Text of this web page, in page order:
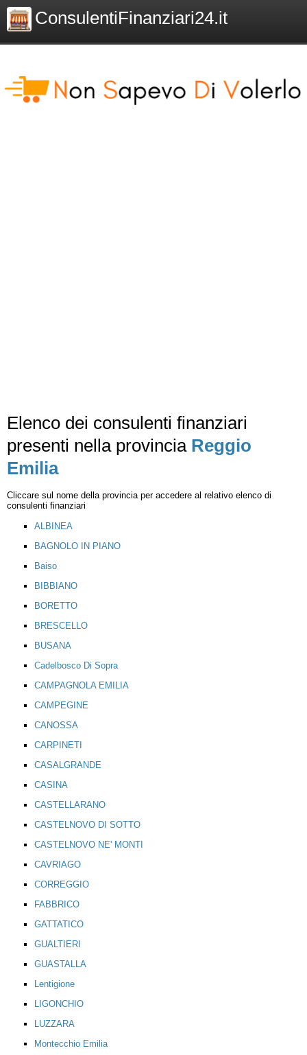
ConsulentiFinanziari24.it
Elenco dei consulenti finanziari
presenti nella provincia Reggio
Emilia
Cliccare sul nome della provincia per accedere al relativo elenco di
consulenti finanziari
ALBINEA
BAGNOLO IN PIANO
Baiso
BIBBIANO
BORETTO
BRESCELLO
BUSANA
Cadelbosco Di Sopra
CAMPAGNOLA EMILIA
CAMPEGINE
CANOSSA
CARPINETI
CASALGRANDE
CASINA
CASTELLARANO
CASTELNOVO DI SOTTO
CASTELNOVO NE' MONTI
CAVRIAGO
CORREGGIO
FABBRICO
GATTATICO
GUALTIERI
GUASTALLA
Lentigione
LIGONCHIO
LUZZARA
Montecchio Emilia